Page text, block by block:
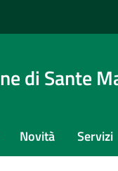
di Sante
Novità Servizi